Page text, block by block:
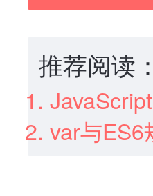
推荐阅读：
var与ES6